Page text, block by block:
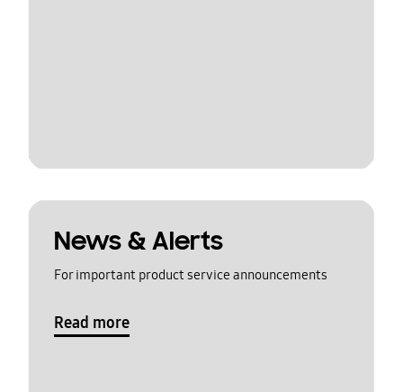
News & Alerts
For important product service announcements
Read more